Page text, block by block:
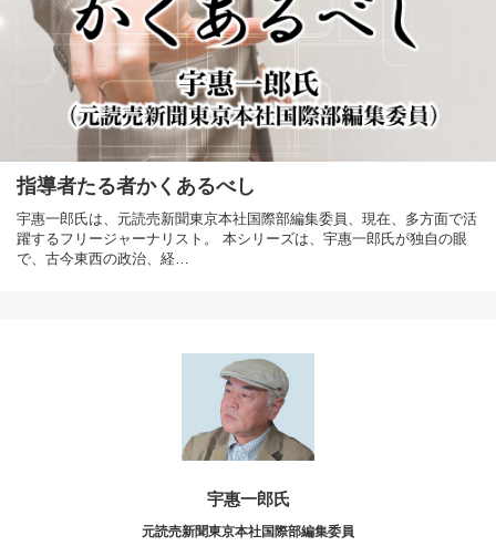
指導者たる者かくあるべし
宇惠一郎氏は、元読売新聞東京本社国際部編集委員、現在、多方面で活
躍するフリージャーナリスト。 本シリーズは、宇惠一郎氏が独自の眼
で、古今東西の政治、経…
宇惠一郎氏
元読売新聞東京本社国際部編集委員